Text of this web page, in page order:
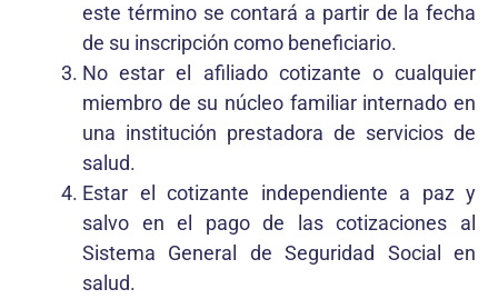
este término se contará a partir de la fecha
de su inscripción como beneficiario.
No estar el afiliado cotizante o cualquier
miembro de su núcleo familiar internado en
una institución prestadora de servicios de
salud.
Estar el cotizante independiente a paz y
salvo en el pago de las cotizaciones al
Sistema General de Seguridad Social en
salud.